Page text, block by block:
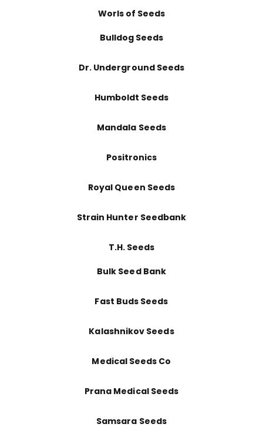
Worls of Seeds
Bulldog Seeds
Dr. Underground Seeds
Humboldt Seeds
Mandala Seeds
Positronics
Royal Queen Seeds
Strain Hunter Seedbank
T.H. Seeds
Bulk Seed Bank
Fast Buds Seeds
Kalashnikov Seeds
Medical Seeds Co
Prana Medical Seeds
Samsara Seeds